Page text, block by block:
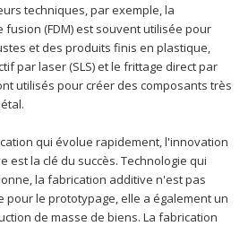
techniques, par exemple, la
(FDM) est souvent utilisée pour
et des produits finis en plastique,
par laser (SLS) et le frittage direct par
utilisés pour créer des composants très
qui évolue rapidement, l'innovation
est la clé du succès. Technologie qui
la fabrication additive n'est pas
le prototypage, elle a également un
de masse de biens. La fabrication